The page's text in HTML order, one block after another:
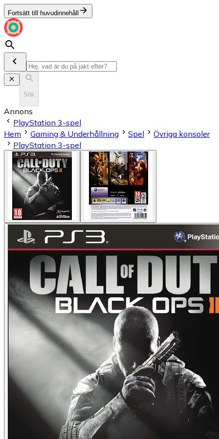
Fortsätt till huvudinnehåll
Sök
Annons
PlayStation 3-spel
Hem
Gaming & Underhållning Spel
Övriga konsoler
PlayStation 3-spel